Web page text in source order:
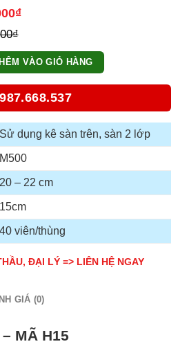
₫
₫
số lượng
VÀO GIỎ HÀNG
Sử dụng kê sàn trên, sàn 2 lớp
M500
20 – 22 cm
15cm
40 viên/thùng
ĐẠI LÝ => LIÊN HỆ NGAY
GIÁ (0)
MÃ H15